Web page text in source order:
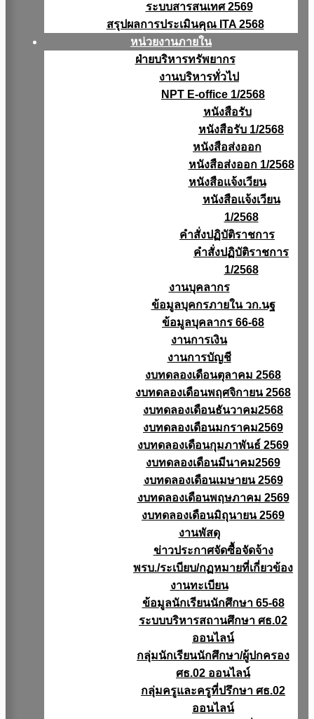
ระบบสารสนเทศ 2569
สรุปผลการประเมินคุณ ITA 2568
หน่วยงานภายใน
ฝ่ายบริหารทรัพยากร
งานบริหารทั่วไป
NPT E-office 1/2568
หนังสือรับ
หนังสือรับ 1/2568
หนังสือส่งออก
หนังสือส่งออก 1/2568
หนังสือแจ้งเวียน
หนังสือเเจ้งเวียน
1/2568
คำสั่งปฏิบัติราชการ
คำสั่งปฏิบัติราชการ
1/2568
งานบุคลากร
ข้อมูลบุคกรภายใน วก.นฐ
ข้อมูลบุคลากร 66-68
งานการเงิน
งานการบัญชี
งบทดลองเดือนตุลาคม 2568
งบทดลองเดือนพฤศจิกายน 2568
งบทดลองเดือนธันวาคม2568
งบทดลองเดือนมกราคม2569
งบทดลองเดือนกุมภาพันธ์ 2569
งบทดลองเดือนมีนาคม2569
งบทดลองเดือนเมษายน 2569
งบทดลองเดือนพฤษภาคม 2569
งบทดลองเดือนมิถุนายน 2569
งานพัสดุ
ข่าวประกาศจัดซื้อจัดจ้าง
พรบ./ระเบียบ/กฏหมายที่เกี่ยวข้อง
งานทะเบียน
ข้อมูลนักเรียนนักศึกษา 65-68
ระบบบริหารสถานศึกษา ศธ.02
ออนไลน์
กลุ่มนักเรียนนักศึกษา/ผู้ปกครอง
ศธ.02 ออนไลน์
กลุ่มครูและครูที่ปรึกษา ศธ.02
ออนไลน์